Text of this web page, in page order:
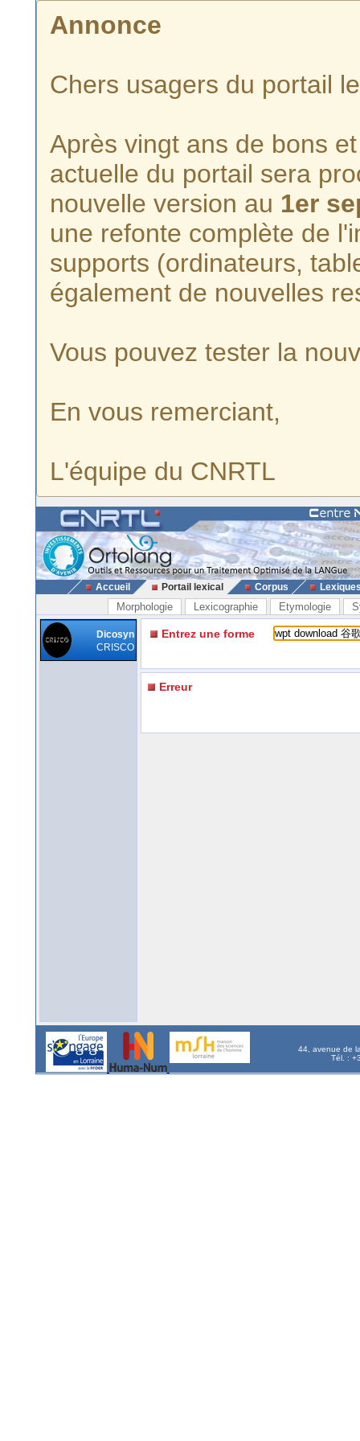
Annonce
Chers usagers du portail
Après vingt ans de bons
actuelle du portail sera
nouvelle version au 1er
une refonte complète de
supports (ordinateurs,
également de nouvelles
Vous pouvez tester la
En vous remerciant,
L'équipe du CNRTL
Accueil Portail lexical Corpus
Morphologie Lexicographie Etymologie
Dicosyn
CRISCO
Entrez une forme
Erreur
44, avenue de
Tél. :